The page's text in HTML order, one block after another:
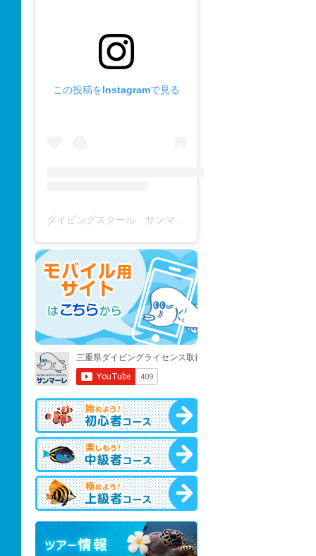
この投稿をInstagramで見る
ダイビングスクール サンマーレ / diving school(@diving_school_sanmare)がシェアした投稿